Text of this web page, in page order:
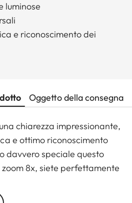
luminose
e riconoscimento dei
Oggetto della consegna
chiarezza impressionante,
e ottimo riconoscimento
davvero speciale questo
8x, siete perfettamente
Che sia una passeggiata